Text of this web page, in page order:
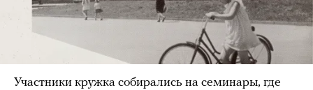
Участники кружка собирались на семинары, где